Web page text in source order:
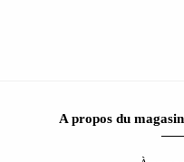
Contactez-nous